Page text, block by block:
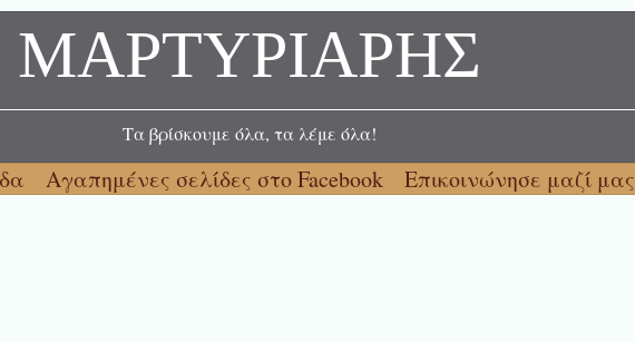
ΜΑΡΤΥΡΙΑΡΗΣ
Τα βρίσκουμε όλα, τα λέμε όλα!
Αγαπημένες σελίδες στο Facebook Επικοινώνησε μαζί μας